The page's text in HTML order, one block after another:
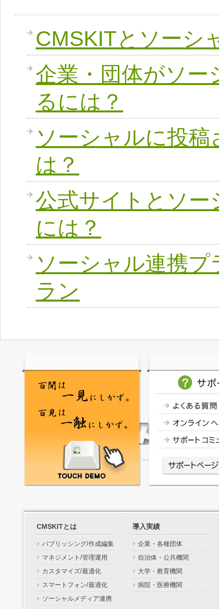
CMSKITとソーシ
企業・団体がソー
るには？
ソーシャルに投
は？
公式サイトとソ
には？
ソーシャル連携
ラン
CMSKITとは
パブリッシング/作成編集
マネジメント/管理運用
カスタマイズ/最適化
スマートフォン/最適化
ソーシャルメディア連携
導入実績
企業・各種団体
自治体・公共機関
大学・教育機関
病院・医療機関